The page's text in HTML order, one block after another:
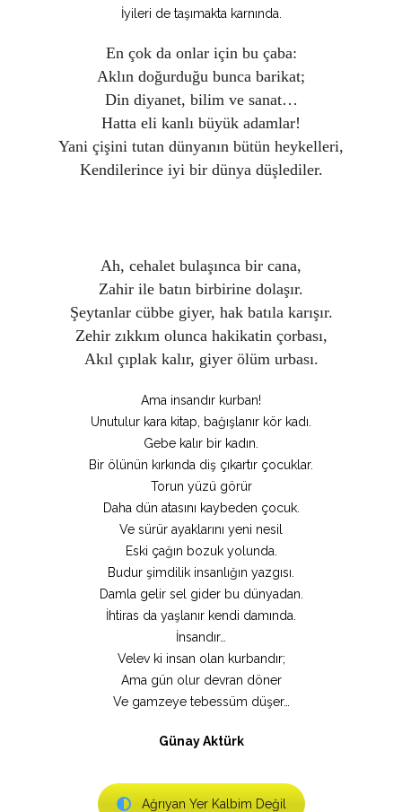
İyileri de taşımakta karnında.
En çok da onlar için bu çaba:
Aklın doğurduğu bunca barikat;
Din diyanet, bilim ve sanat…
Hatta eli kanlı büyük adamlar!
Yani çişini tutan dünyanın bütün heykelleri,
Kendilerince iyi bir dünya düşlediler.
Ah, cehalet bulaşınca bir cana,
Zahir ile batın birbirine dolaşır.
Şeytanlar cübbe giyer, hak batıla karışır.
Zehir zıkkım olunca hakikatin çorbası,
Akıl çıplak kalır, giyer ölüm urbası.
Ama insandır kurban!
Unutulur kara kitap, bağışlanır kör kadı.
Gebe kalır bir kadın.
Bir ölünün kırkında diş çıkartır çocuklar.
Torun yüzü görür
Daha dün atasını kaybeden çocuk.
Ve sürür ayaklarını yeni nesil
Eski çağın bozuk yolunda.
Budur şimdilik insanlığın yazgısı.
Damla gelir sel gider bu dünyadan.
İhtiras da yaşlanır kendi damında.
İnsandır…
Velev ki insan olan kurbandır;
Ama gün olur devran döner
Ve gamzeye tebessüm düşer…
Günay Aktürk
Ağrıyan Yer Kalbim Değil